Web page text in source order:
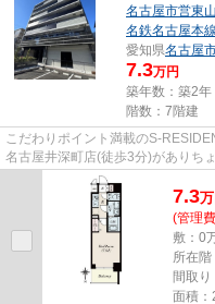
名古屋市営東
名鉄名古屋本線
愛知県名古屋
7.3万円
築年数：築2年
階数：7階建
こだわりポイント満載のS-
名古屋井深町店(徒歩3分)がありち
内ごみ置き場・エレベータなどが...
7.3万
(管理
敷：0
所在
間取
面積：